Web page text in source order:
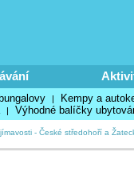
| Kempy a
| Výhodné balíčky
- České středohoří a